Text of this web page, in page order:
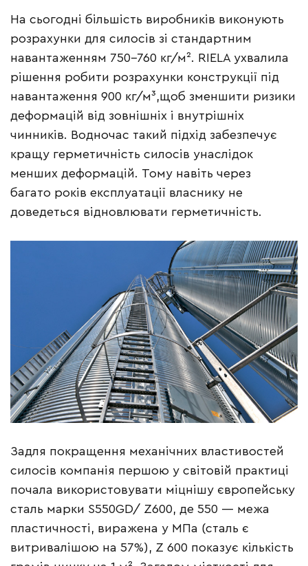
На сьогодні більшість виробників виконують
розрахунки для силосів зі стандартним
навантаженням 750–760 кг/м². RIELA ухвалила
рішення робити розрахунки конструкції під
навантаження 900 кг/м³,щоб зменшити ризики
деформацій від зовнішніх і внутрішніх
чинників. Водночас такий підхід забезпечує
кращу герметичність силосів унаслідок
менших деформацій. Тому навіть через
багато років експлуатації власнику не
доведеться відновлювати герметичність.
Задля покращення механічних властивостей
силосів компанія першою у світовій практиці
почала використовувати міцнішу європейську
сталь марки S550GD/ Z600, де 550 — межа
пластичності, виражена у МПа (сталь є
витривалішою на 57%), Z 600 показує кількість